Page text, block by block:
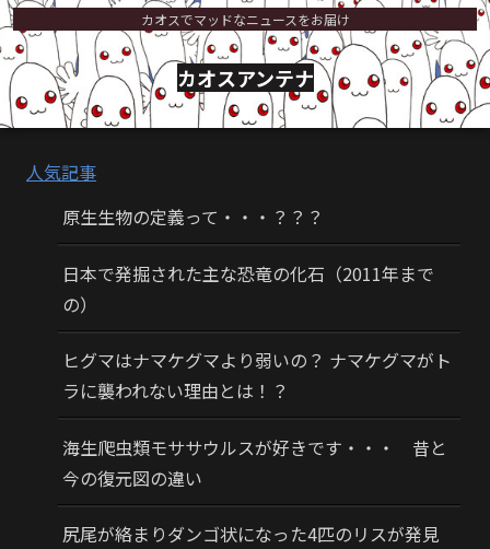
カオスでマッドなニュースをお届け
カオスアンテナ
人気記事
原生生物の定義って・・・？？？
日本で発掘された主な恐竜の化石（2011年まで
の）
ヒグマはナマケグマより弱いの？ ナマケグマがト
ラに襲われない理由とは！？
海生爬虫類モササウルスが好きです・・・ 昔と
今の復元図の違い
尻尾が絡まりダンゴ状になった4匹のリスが発見